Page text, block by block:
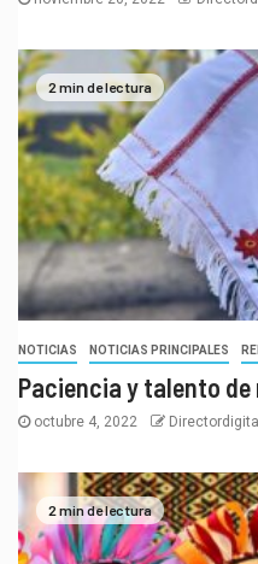
2 min de lectura
NOTICIAS NOTICIAS PRINCIPALES
Paciencia y talento de
octubre 4, 2022 Directordigital
2 min de lectura